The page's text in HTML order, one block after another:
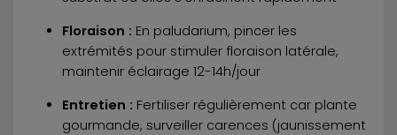
Floraison : En paludarium, pincer les
extrémités pour stimuler floraison latérale,
maintenir éclairage 12-14h/jour
Entretien : Fertiliser régulièrement car plante
gourmande, surveiller carences (jaunissement